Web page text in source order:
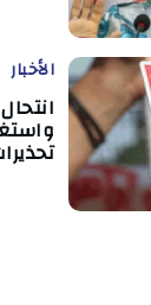
الأخبار